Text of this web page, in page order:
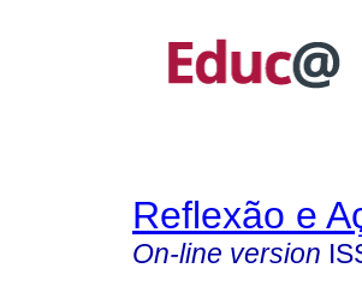
Reflexão e
On-line version